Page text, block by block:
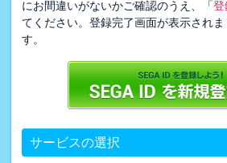
にお間違いがないかご確認のうえ、「登
てください。登録完了画面が表示され
す。
サービスの選択